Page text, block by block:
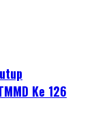
Ke 126